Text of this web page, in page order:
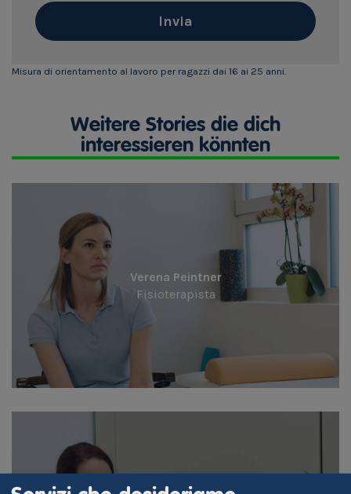
Invia
Misura di orientamento al lavoro per ragazzi dai 16 ai 25 anni.
Weitere Stories die dich
interessieren könnten
Verena Peintner
Fisioterapista